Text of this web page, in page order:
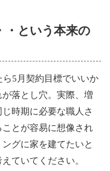
・という本来の
5月契約目標でいいか
落とし穴。実際、増
時期に必要な職人さ
とが容易に想像され
グに家を建てたいと
ていてください。